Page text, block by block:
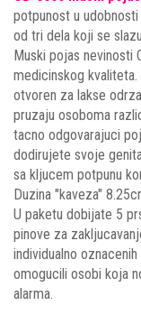
potpunost u
od tri dela koji se
Muski pojas nevinosti
medicinskog
otvoren za lakse
pruzaju osoboma
tacno odgovarajuci
dodirujete svoje
sa kljucem potpunu
Duzina "kaveza"
U paketu dobijate 5
pinove za
individualno
omogucili osobi koja
alarma.